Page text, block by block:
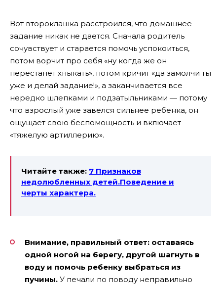
Вот второклашка расстроился, что домашнее
задание никак не дается. Сначала родитель
сочувствует и старается помочь успокоиться,
потом ворчит про себя «ну когда же он
перестанет хныкать», потом кричит «да замолчи ты
уже и делай задание!», а заканчивается все
нередко шлепками и подзатыльниками — потому
что взрослый уже завелся сильнее ребенка, он
ощущает свою беспомощность и включает
«тяжелую артиллерию».
Читайте также: 7 Признаков
недолюбленных детей.Поведение и
черты характера.
Внимание, правильный ответ: оставаясь
одной ногой на берегу, другой шагнуть в
воду и помочь ребенку выбраться из
пучины. У печали по поводу неправильно